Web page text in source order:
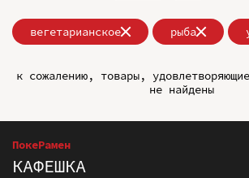
вегетарианское рыба
к сожалению, товары,
не найдены
ПокеРамен
КАФЕШКА